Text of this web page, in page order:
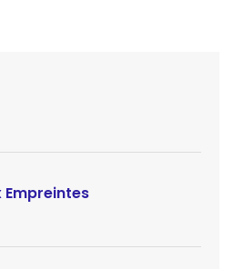
Empreintes